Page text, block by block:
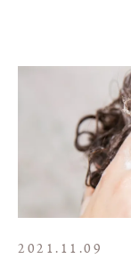
2021.11.09